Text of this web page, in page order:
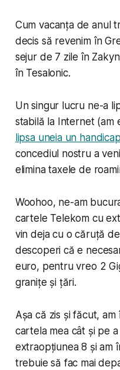
Cum vacanța de anul
decis să revenim în
sejur de 7 zile în
în Tesalonic.
Un singur lucru ne-a
stabilă la Internet (am
lipsa uneia un
concediul nostru a
elimina taxele de
Woohoo, ne-am
cartele Telekom cu
vin deja cu o căruță
descoperi că e
euro, pentru vreo 2
granițe și țări.
Așa că zis și făcut,
cartela mea cât și pe
extraopțiunea 8 și am
trebuie să fac mai